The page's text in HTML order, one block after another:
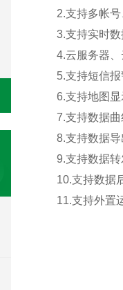
2.支持多帐
3.支持实时
4.云服务器
5.支持短信
6.支持地图
7.支持数据
8.支持数据
9.支持数据
10.支持数据
11.支持外置